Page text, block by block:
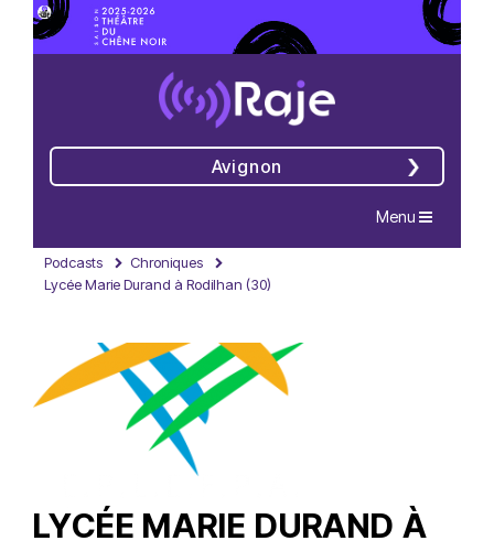
Avignon
Navigation
Menu
Podcasts
Chroniques
Lycée Marie Durand à Rodilhan (30)
LYCÉE MARIE DURAND À